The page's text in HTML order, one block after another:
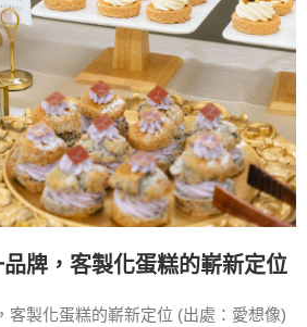
牌，客製化蛋糕的嶄新定位
客製化蛋糕的嶄新定位 (出處：愛想像)